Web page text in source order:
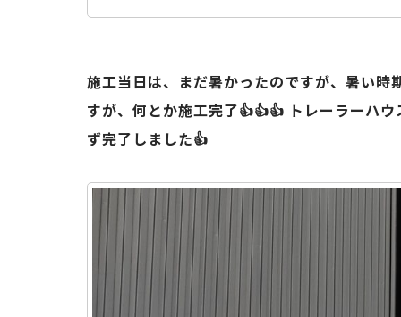
施工当日は、まだ暑かったのですが、暑い
すが、何とか施工完了👍👍👍 トレーラーハ
ず完了しました👍